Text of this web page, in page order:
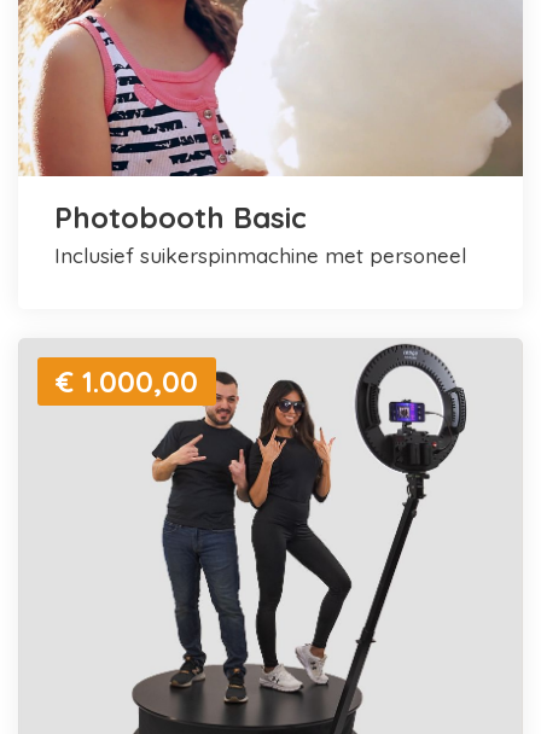
Photobooth Basic
inclusief suikerspinmachine met personeel
€ 1.000,00